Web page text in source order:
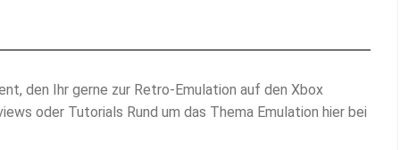
den Ihr gerne zur Retro-Emulation auf den Xbox
oder Tutorials Rund um das Thema Emulation hier bei